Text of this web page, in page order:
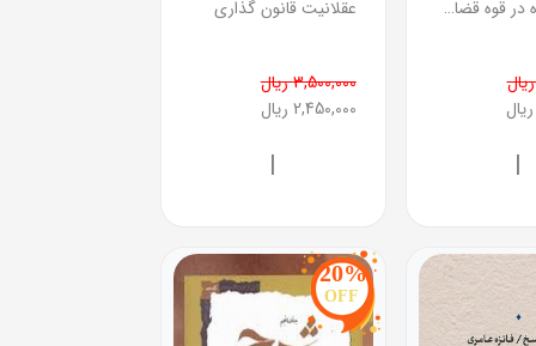
وضع مقرره در قوه قضاییه
|
عقلانیت قانون گذاری
3,500,000 ریال
2,450,000 ریال
|
20%
OFF